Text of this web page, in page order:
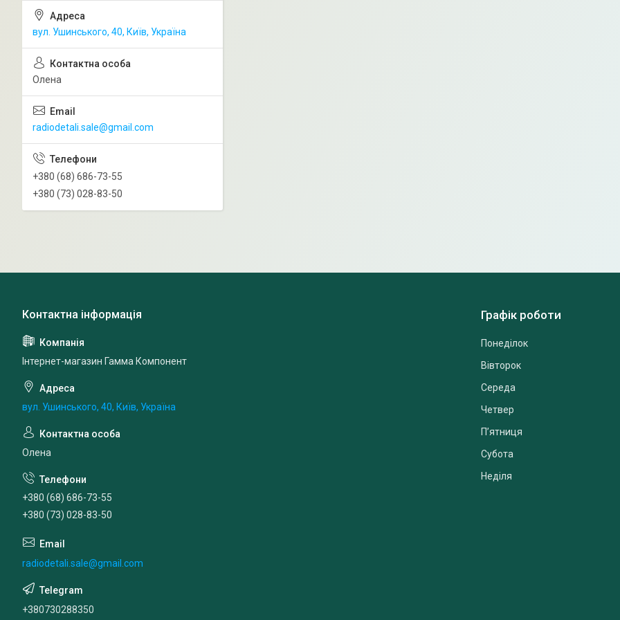
вул. Ушинського, 40, Київ, Україна
Олена
radiodetali.sale@gmail.com
+380 (68) 686-73-55
+380 (73) 028-83-50
Інтернет-магазин Гамма Компонент
вул. Ушинського, 40, Київ, Україна
Олена
+380 (68) 686-73-55
+380 (73) 028-83-50
radiodetali.sale@gmail.com
+380730288350
Графік роботи
Понеділок
Вівторок
Середа
Четвер
Пʼятниця
Субота
Неділя